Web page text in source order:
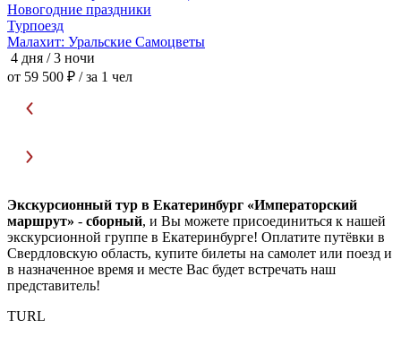
Новогодние праздники
Турпоезд
Малахит: Уральские Самоцветы
4 дня / 3 ночи
от 59 500 ₽ / за 1 чел
Экскурсионный тур в Екатеринбург «Императорский
маршрут» - сборный, и Вы можете присоединиться к нашей
экскурсионной группе в Екатеринбурге! Оплатите путёвки в
Свердловскую область, купите билеты на самолет или поезд и
в назначенное время и месте Вас будет встречать наш
представитель!
TURL